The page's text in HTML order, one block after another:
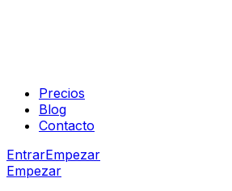
Precios
Blog
Contacto
EntrarEmpezar
Empezar